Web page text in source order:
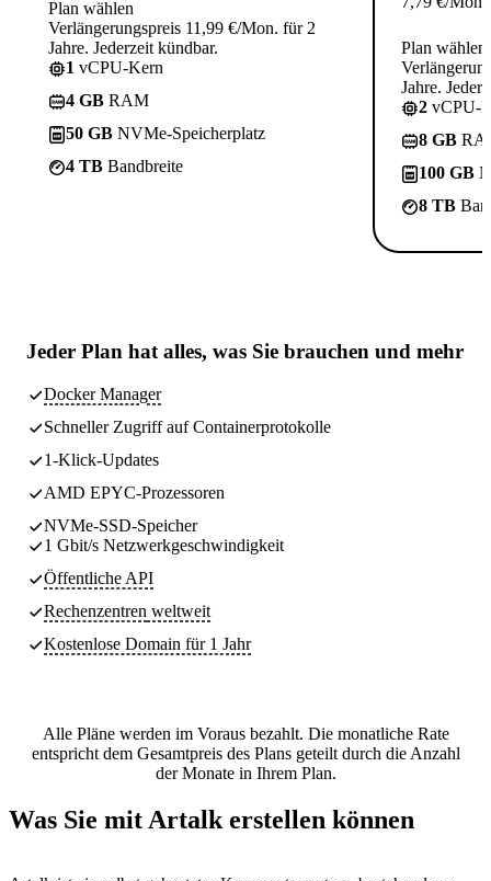
Plan wählen
Verlängerungspreis 11,99 €/Mon. für 2
Jahre. Jederzeit kündbar.
1 vCPU-Kern
4 GB RAM
50 GB NVMe-Speicherplatz
4 TB Bandbreite
Plan wählen
Jahre.
2 vCPU-
8 GB
100 GB
8 TB
Jeder Plan hat alles, was Sie brauchen und mehr
Docker Manager
Schneller Zugriff auf Containerprotokolle
1-Klick-Updates
AMD EPYC-Prozessoren
NVMe-SSD-Speicher
1 Gbit/s Netzwerkgeschwindigkeit
Öffentliche API
Rechenzentren weltweit
Kostenlose Domain für 1 Jahr
Alle Pläne werden im Voraus bezahlt. Die monatliche Rate
entspricht dem Gesamtpreis des Plans geteilt durch die Anzahl
der Monate in Ihrem Plan.
Was Sie mit Artalk erstellen können